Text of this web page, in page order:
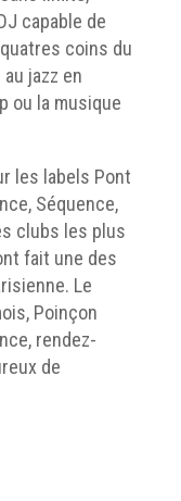
capable de
coins du
jazz en
ou la musique
les labels Pont
Séquence,
clubs les plus
fait une des
Le
Poinçon
rendez-
de